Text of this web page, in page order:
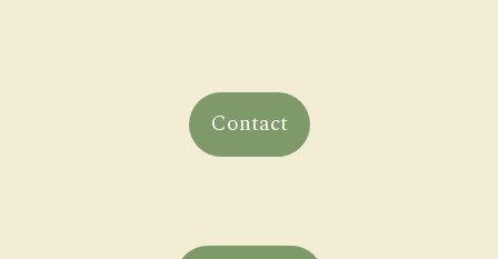
Contact